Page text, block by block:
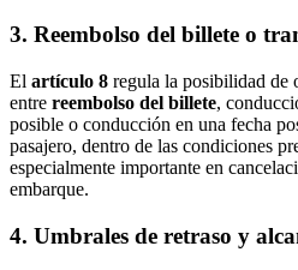
3. Reembolso del billete o
El artículo 8 regula la posibilidad de
entre reembolso del billete,
posible o conducción en una fecha
pasajero, dentro de las condiciones
especialmente importante en
embarque.
4. Umbrales de retraso y